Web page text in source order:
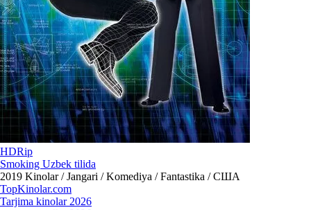
HDRip
Smoking Uzbek tilida
2019 Kinolar / Jangari / Komediya / Fantastika / США
TopKinolar.com
Tarjima kinolar 2026